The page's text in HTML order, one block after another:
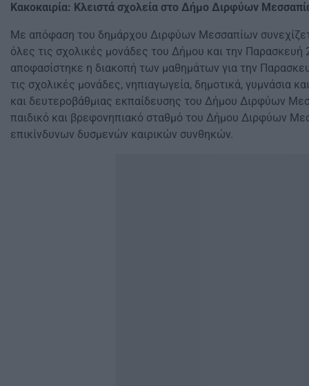
Κακοκαιρία: Κλειστά σχολεία στο Δήμο Διρφύων
Με απόφαση του δημάρχου Διρφύων Μεσσαπίων
όλες τις σχολικές μονάδες του Δήμου και την Παρασκευή
αποφασίστηκε η διακοπή των μαθημάτων για την
τις σχολικές μονάδες, νηπιαγωγεία, δημοτικά, γυμνάσια
και δευτεροβάθμιας εκπαίδευσης του Δήμου Διρφύων
παιδικό και βρεφονηπιακό σταθμό του Δήμου Διρφύων
επικίνδυνων δυσμενών καιρικών συνθηκών.